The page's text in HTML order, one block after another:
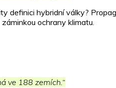
hybridní války?
ochrany klimatu.
ve 188 zemích.“